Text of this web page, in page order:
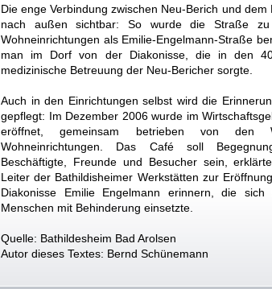
Die enge Verbindung zwischen Neu-Berich und dem
nach außen sichtbar: So wurde die Straße zu
Wohneinrichtungen als Emilie-Engelmann-Straße
man im Dorf von der Diakonisse, die in den
medizinische Betreuung der Neu-Bericher sorgte.
Auch in den Einrichtungen selbst wird die
gepflegt: Im Dezember 2006 wurde im
eröffnet, gemeinsam betrieben von den
Wohneinrichtungen. Das Café soll
Beschäftigte, Freunde und Besucher sein,
Leiter der Bathildisheimer Werkstätten zur
Diakonisse Emilie Engelmann erinnern, die
Menschen mit Behinderung einsetzte.
Quelle: Bathildesheim Bad Arolsen
Autor dieses Textes: Bernd Schünemann